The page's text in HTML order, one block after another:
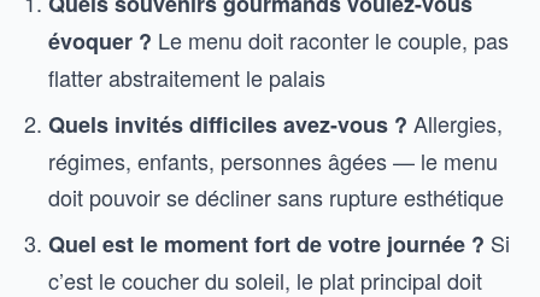
évoquer ? Le menu doit raconter le couple, pas
flatter abstraitement le palais
Quels invités difficiles avez-vous ? Allergies,
régimes, enfants, personnes âgées — le menu
doit pouvoir se décliner sans rupture esthétique
Quel est le moment fort de votre journée ? Si
c’est le coucher du soleil, le plat principal doit